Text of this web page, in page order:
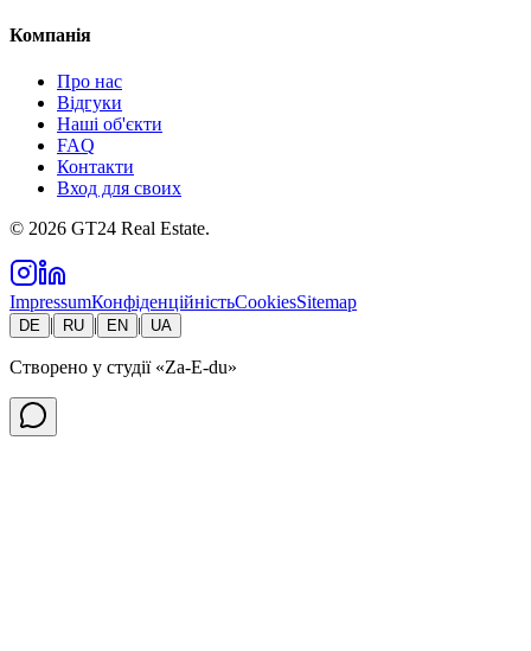
Компанія
Про нас
Відгуки
Наші об'єкти
FAQ
Контакти
Вход для своих
© 2026 GT24 Real Estate.
ImpressumКонфіденційністьCookiesSitemap
DE | RU | EN | UA
Створено у студії«Za-E-du»